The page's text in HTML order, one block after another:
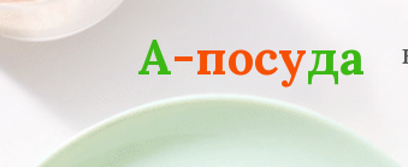
Skip to main content
А-посуда